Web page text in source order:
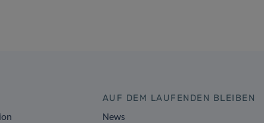
AUF DEM LAUFENDEN BLEIBEN
News